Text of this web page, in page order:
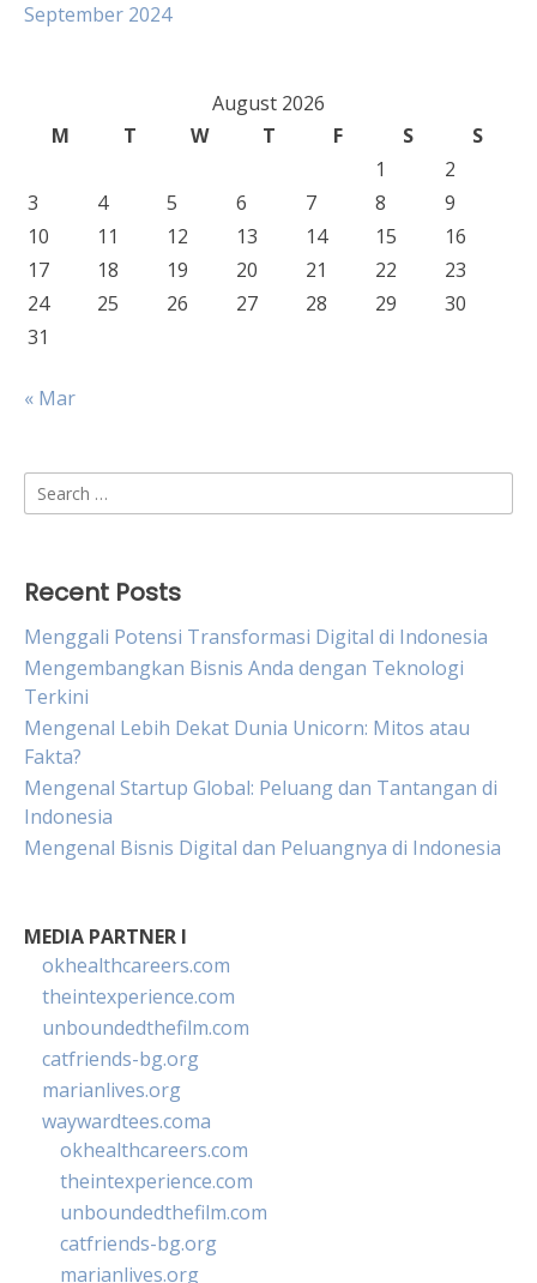
September 2024
August 2026
M
T W T F S
S
1
2
3
4 5 6 7 8
9
10
11 12 13 14 15
16
17
18 19 20 21 22
23
24
25 26 27 28 29
30
31
« Mar
Search
for:
Recent Posts
Menggali Potensi Transformasi Digital di Indonesia
Mengembangkan Bisnis Anda dengan Teknologi
Terkini
Mengenal Lebih Dekat Dunia Unicorn: Mitos atau
Fakta?
Mengenal Startup Global: Peluang dan Tantangan di
Indonesia
Mengenal Bisnis Digital dan Peluangnya di Indonesia
MEDIA PARTNER I
okhealthcareers.com
theintexperience.com
unboundedthefilm.com
catfriends-bg.org
marianlives.org
waywardtees.coma
okhealthcareers.com
theintexperience.com
unboundedthefilm.com
catfriends-bg.org
marianlives.org